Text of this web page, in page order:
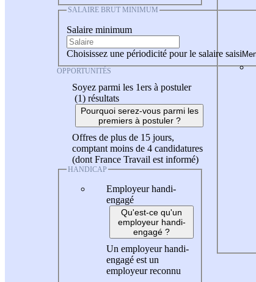
SALAIRE BRUT MINIMUM
Salaire minimum
Choisissez une périodicité pour le salaire saisi
OPPORTUNITÉS
Soyez parmi les 1ers à postuler
(1) résultats
Pourquoi serez-vous parmi les
premiers à postuler ?
Offres de plus de 15 jours,
comptant moins de 4 candidatures
(dont France Travail est informé)
HANDICAP
Employeur handi-
engagé
Qu'est-ce qu'un
employeur handi-
engagé ?
Un employeur handi-
engagé est un
employeur reconnu